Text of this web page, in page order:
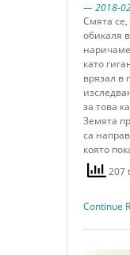
— 2018-
Смята се,
обикаля
като
врязал в
за това
Земята
са
която
207
Continue